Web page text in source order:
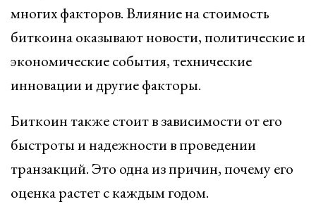
многих факторов. Влияние на стоимость
биткоина оказывают новости, политические и
экономические события, технические
инновации и другие факторы.
Биткоин также стоит в зависимости от его
быстроты и надежности в проведении
транзакций. Это одна из причин, почему его
оценка растет с каждым годом.